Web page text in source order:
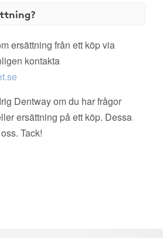
ersättning från ett köp via
kontakta
Dentway om du har frågor
ersättning på ett köp. Dessa
Tack!